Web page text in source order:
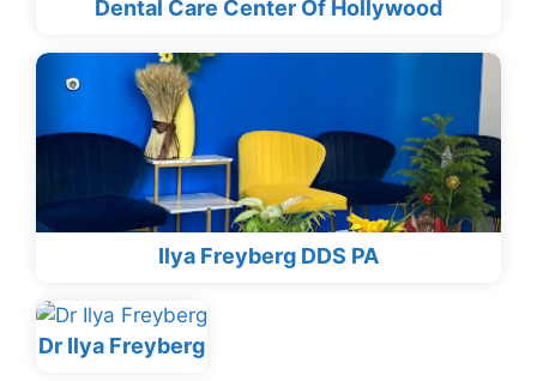
Dental Care Center Of Hollywood
Ilya Freyberg DDS PA
Dr Ilya Freyberg